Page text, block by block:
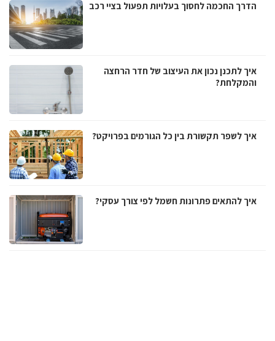
הדרך החכמה לחסוך בעלויות תפעול בציי רכב
איך לתכנן נכון את העיצוב של חדר הרחצה
והמקלחת?
איך לשפר תקשורת בין כל הגורמים בפרויקט?
איך להתאים פתרונות חשמל לפי צורך עסקי?